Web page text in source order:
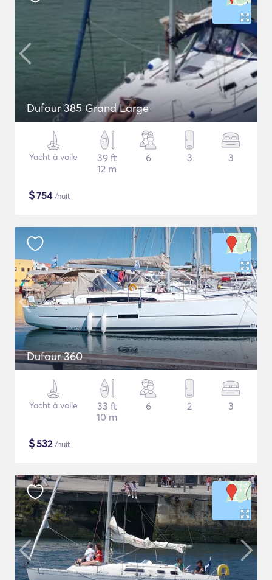
Dufour 385 Grand Large
Yacht à voile
39 ft
12 m
6 3 3
$754/nuit
Dufour 360
Yacht à voile
33 ft
10 m
6 2 3
$532/nuit